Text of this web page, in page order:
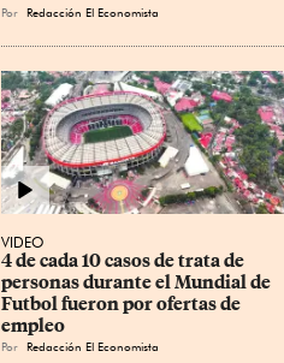
Por Redacción El Economista
VIDEO
4 de cada 10 casos de trata de
personas durante el Mundial de
Futbol fueron por ofertas de
empleo
Por Redacción El Economista